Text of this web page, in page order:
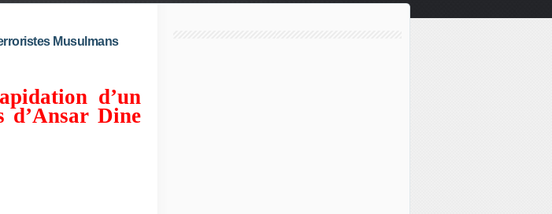
Musulmans
d’un
d’Ansar Dine